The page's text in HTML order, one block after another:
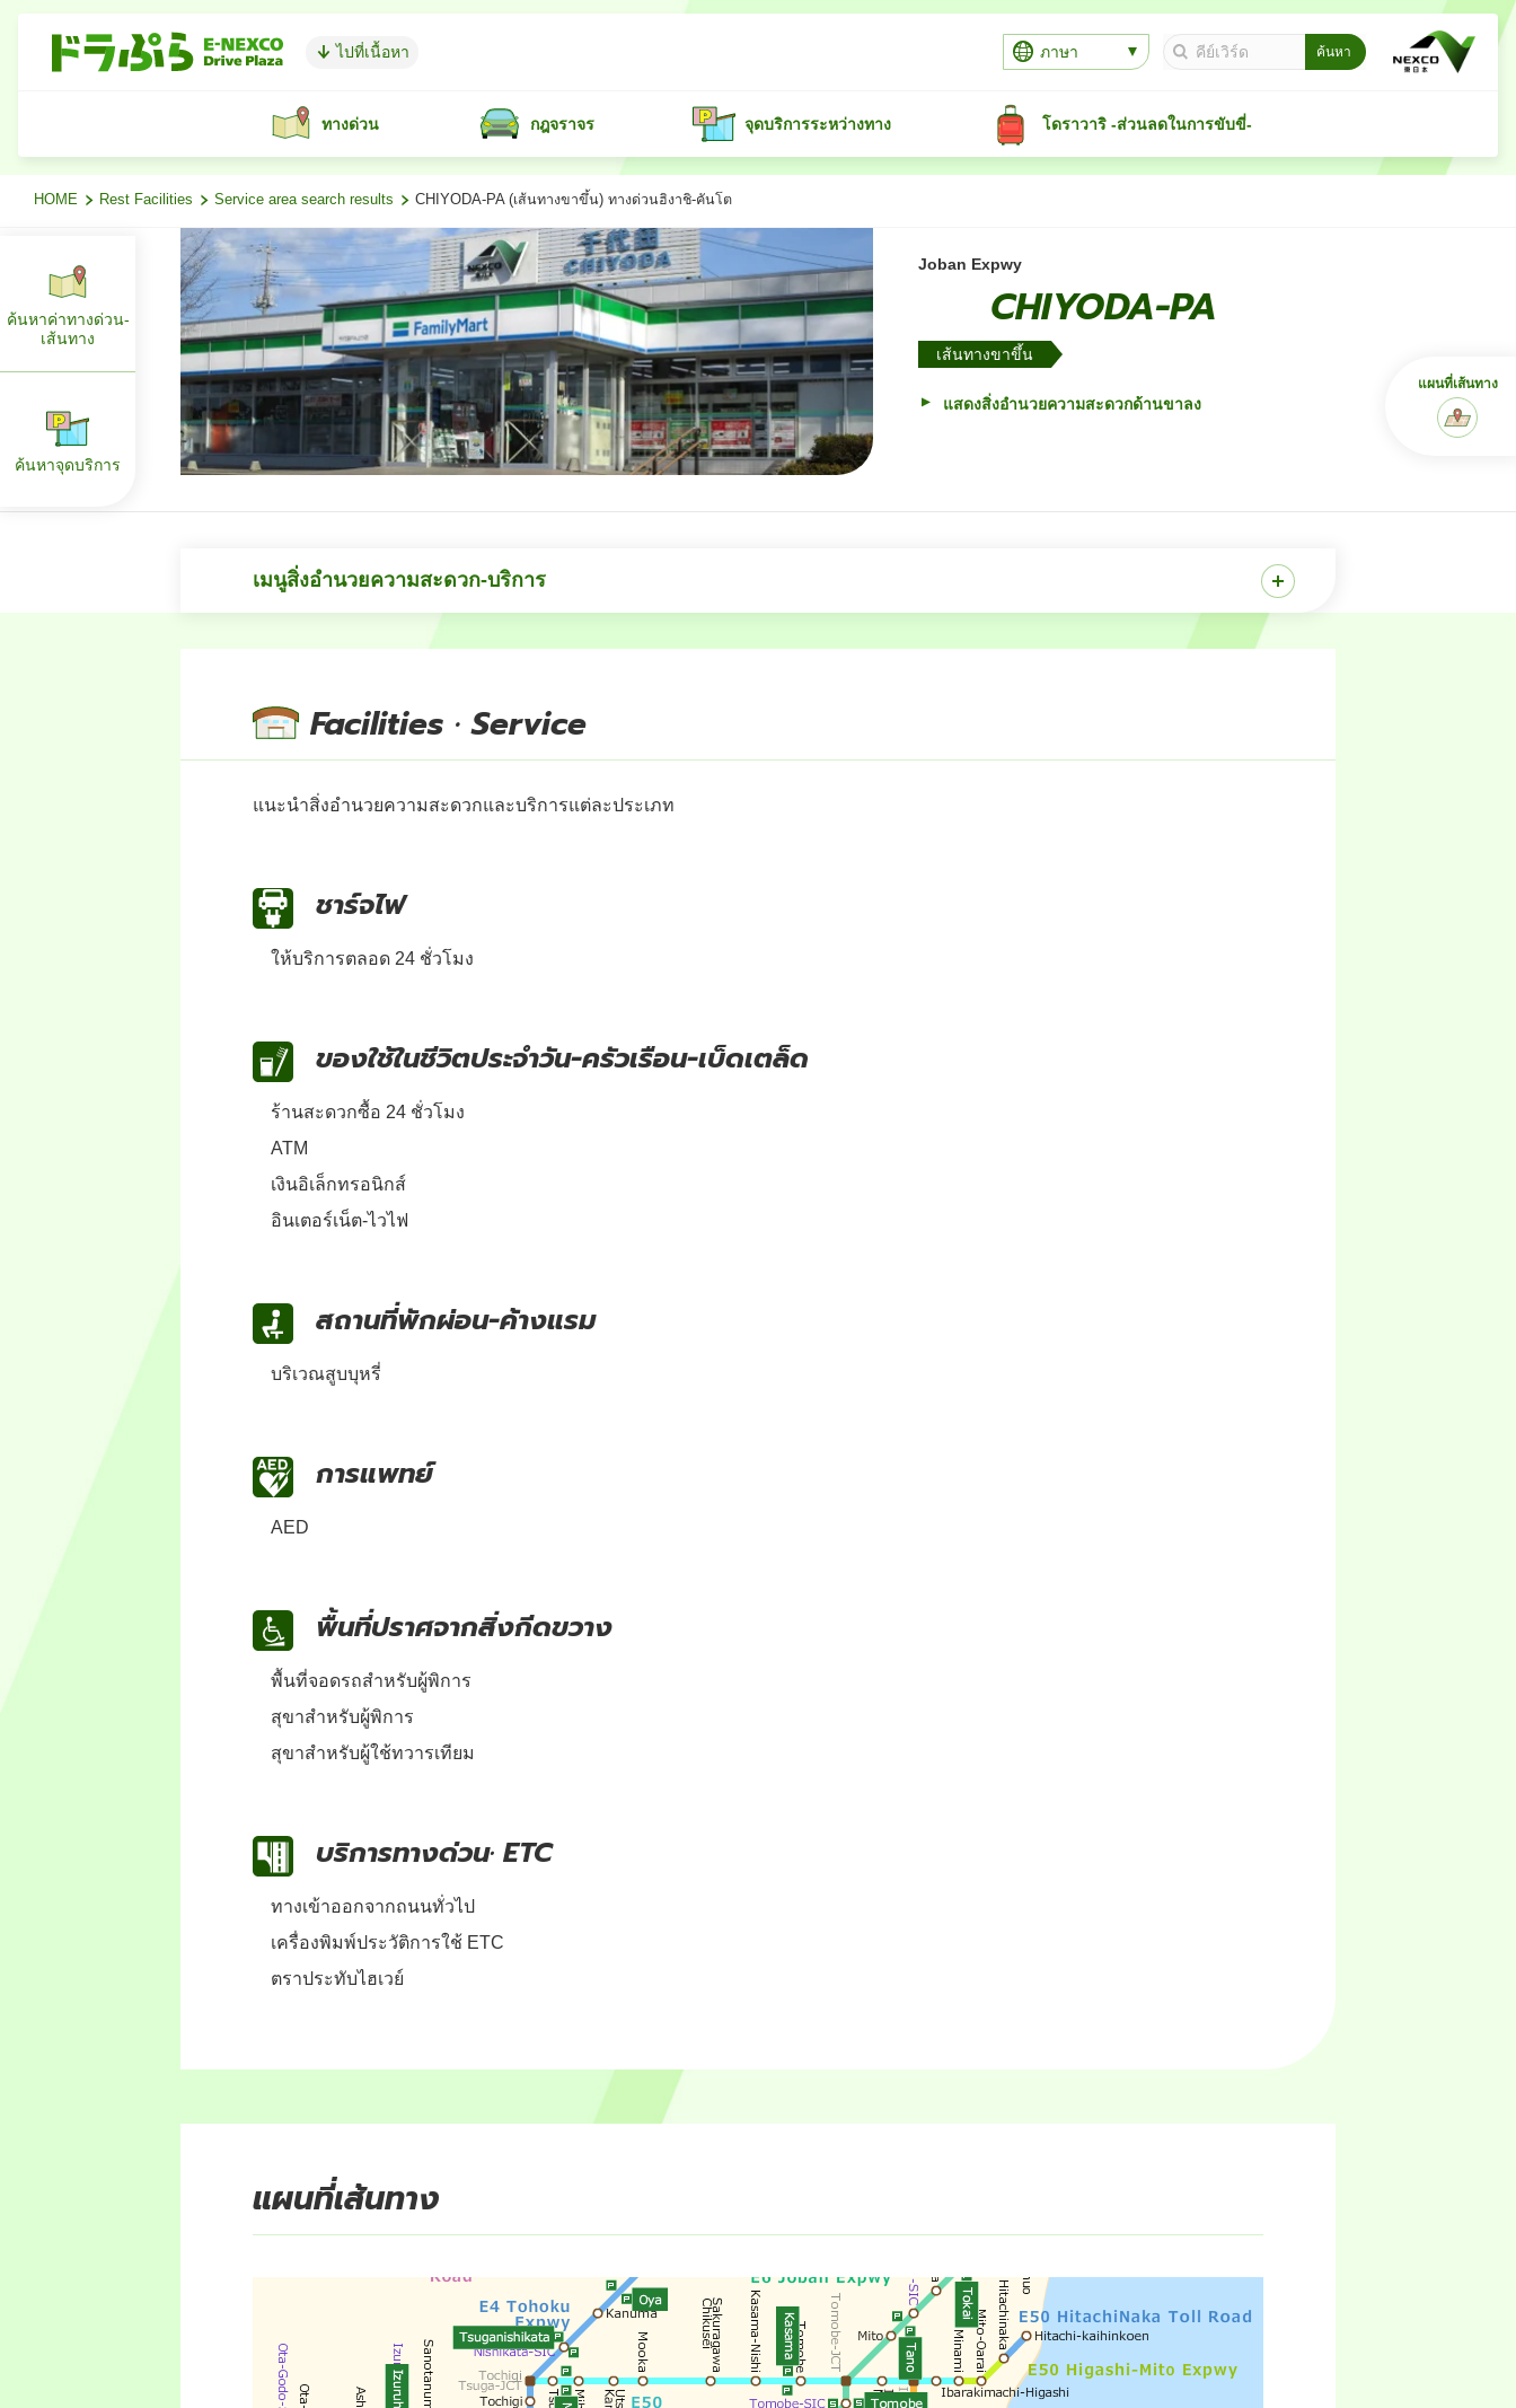
ไปที่เนื้อหา ภาษา
ทางด่วน กฎจราจร จุดบริการระหว่างทาง โดราวาริ -ส่วนลดในการขับขี่-
HOME Rest Facilities Service area search results CHIYODA-PA (เส้นทางขาขึ้น) ทางด่วนฮิงาชิ-คันโต
Joban Expwy
CHIYODA-PA
เส้นทางขาขึ้น
แสดงสิ่งอำนวยความสะดวกด้านขาลง
เมนูสิ่งอำนวยความสะดวก-บริการ
Facilities · Service
แนะนำสิ่งอำนวยความสะดวกและบริการแต่ละประเภท
ชาร์จไฟ
ให้บริการตลอด 24 ชั่วโมง
ของใช้ในชีวิตประจำวัน-ครัวเรือน-เบ็ดเตล็ด
ร้านสะดวกซื้อ 24 ชั่วโมง
ATM
เงินอิเล็กทรอนิกส์
อินเตอร์เน็ต-ไวไฟ
สถานที่พักผ่อน-ค้างแรม
บริเวณสูบบุหรี่
การแพทย์
AED
พื้นที่ปราศจากสิ่งกีดขวาง
พื้นที่จอดรถสำหรับผู้พิการ
สุขาสำหรับผู้พิการ
สุขาสำหรับผู้ใช้ทวารเทียม
บริการทางด่วน· ETC
ทางเข้าออกจากถนนทั่วไป
เครื่องพิมพ์ประวัติการใช้ ETC
ตราประทับไฮเวย์
แผนที่เส้นทาง
แผนที่เส้นทาง
ค้นหาค่าทางด่วน-
เส้นทาง
ค้นหาจุดบริการ